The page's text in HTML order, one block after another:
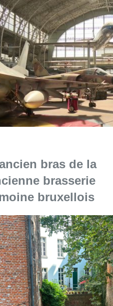
"À Bruxelles, le blocus
bras de la
brasserie
bruxellois
"Saint-Géry : un ancien
avis de
le viol d’une